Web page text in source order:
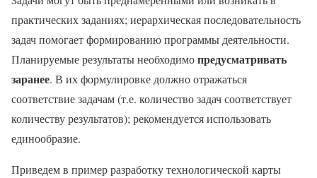
практических заданиях; иерархическая последовательность
задач помогает формированию программы деятельности.
Планируемые результаты необходимопредусматривать
заранее. В их формулировке должно отражаться
соответствие задачам (т.е. количество задач соответствует
количеству результатов); рекомендуется использовать
единообразие.
Приведем в пример разработку технологической карты